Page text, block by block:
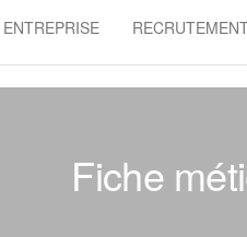
ENTREPRISE
Fiche